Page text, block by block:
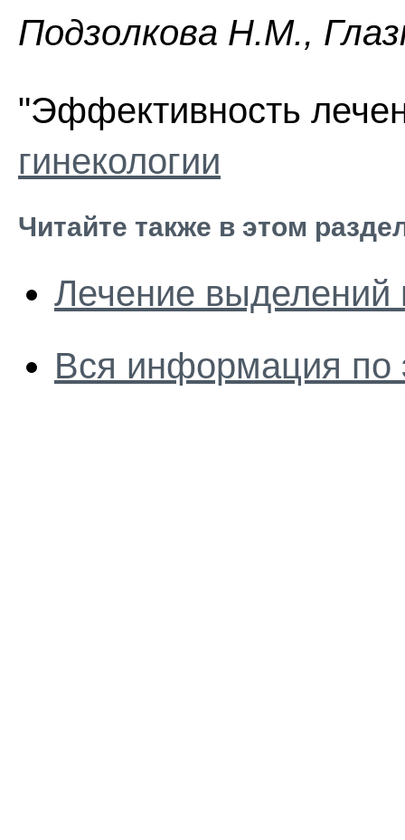
Пoдзoлкoвa H.M.,
"Эффективность
гинекологии
Читайте также в этом
Лечение выделений
Вся информация по